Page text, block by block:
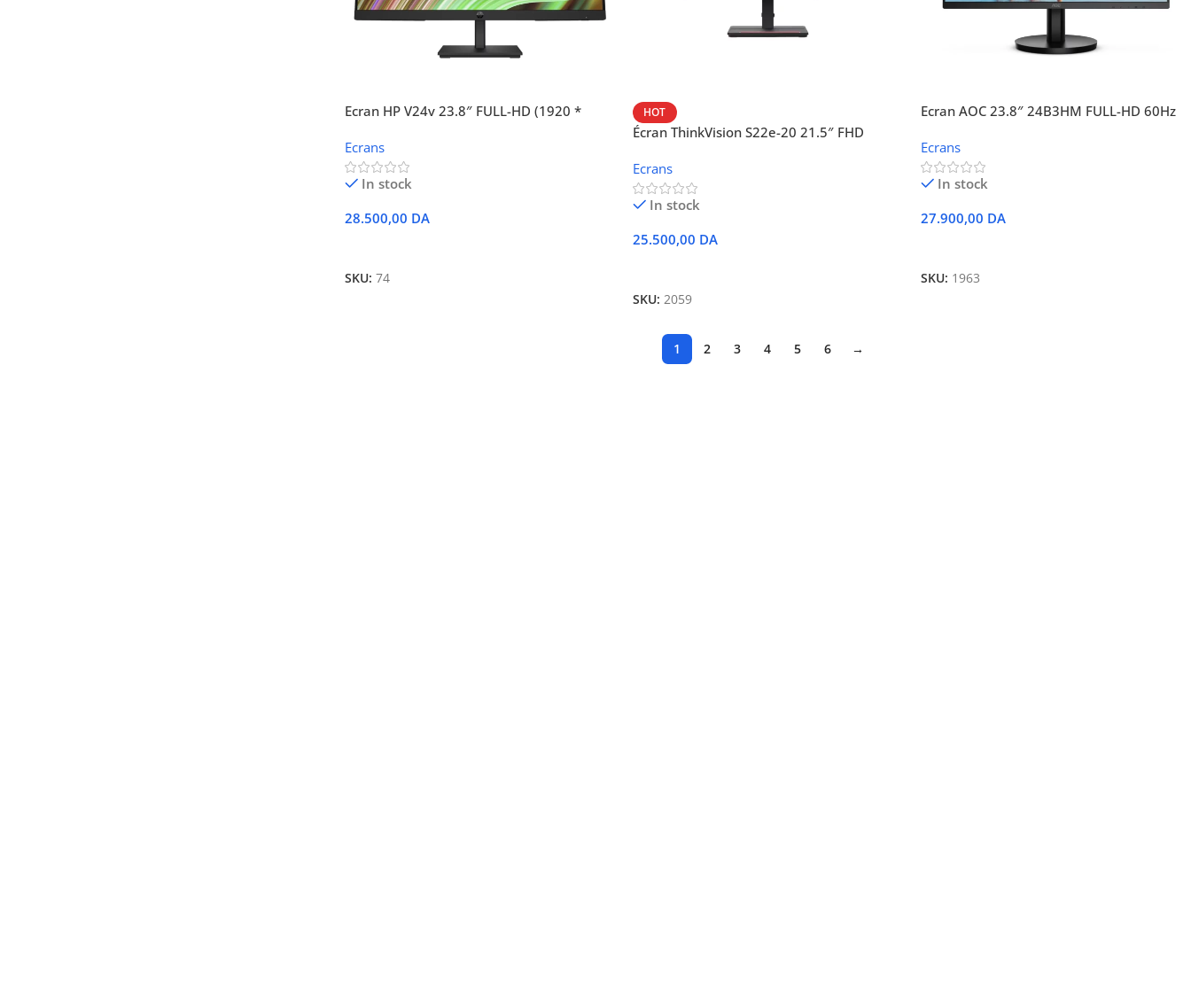
Ecran HP V24v 23.8″ FULL-HD (1920 *
Ecrans
In stock
28.500,00 DA
SKU: 74
HOT
Écran ThinkVision S22e-20 21.5″ FHD
Ecrans
In stock
25.500,00 DA
SKU: 2059
Ecran AOC 23.8″ 24B3HM FULL-HD 60Hz
Ecrans
In stock
27.900,00 DA
SKU: 1963
1 2 3 4 5 6 →